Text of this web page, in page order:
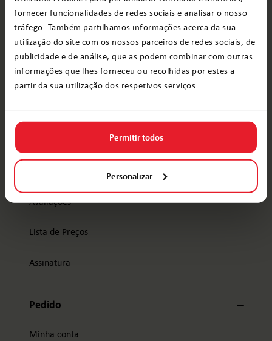
fornecer funcionalidades de redes sociais e analisar o nosso
tráfego. Também partilhamos informações acerca da sua
utilização do site com os nossos parceiros de redes sociais, de
publicidade e de análise, que as podem combinar com outras
informações que lhes forneceu ou recolhidas por estes a
partir da sua utilização dos respetivos serviços.
Permitir todos
Personalizar
de
e-
Política de Dados da Elfi
Produtos
Calendário do Advento
Avaliações
Lista de Preços
Assinatura
Pedido
Minha conta